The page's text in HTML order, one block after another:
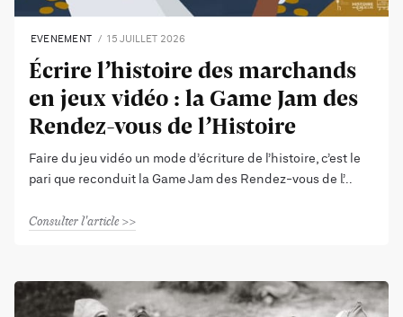
EVENEMENT 15 JUILLET 2026
Écrire l’histoire des marchands
en jeux vidéo : la Game Jam des
Rendez-vous de l’Histoire
Faire du jeu vidéo un mode d’écriture de l’histoire, c’est le
pari que reconduit la Game Jam des Rendez-vous de l’
Consulter l'article